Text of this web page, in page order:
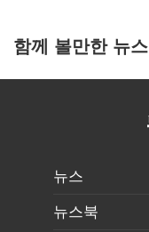
함께 볼만한 뉴스
뉴스
뉴스북